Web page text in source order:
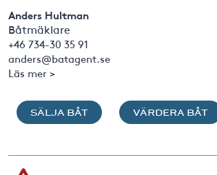
Anders Hultman
Båtmäklare
+46 734-30 35 91
anders@batagent.se
Läs mer >
SÄLJA BÅT VÄRDERA BÅT